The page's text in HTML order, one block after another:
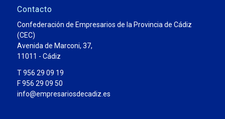
Contacto
Confederación de Empresarios de la Provincia de Cádiz
(CEC)
Avenida de Marconi, 37,
11011 - Cádiz
T 956 29 09 19
F 956 29 09 50
info@empresariosdecadiz.es